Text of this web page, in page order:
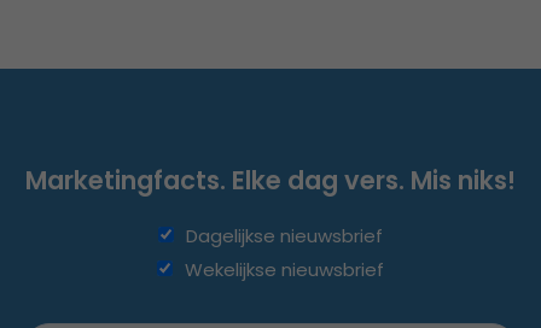
Marketingfacts. Elke dag vers. Mis niks!
Dagelijkse nieuwsbrief
Wekelijkse nieuwsbrief